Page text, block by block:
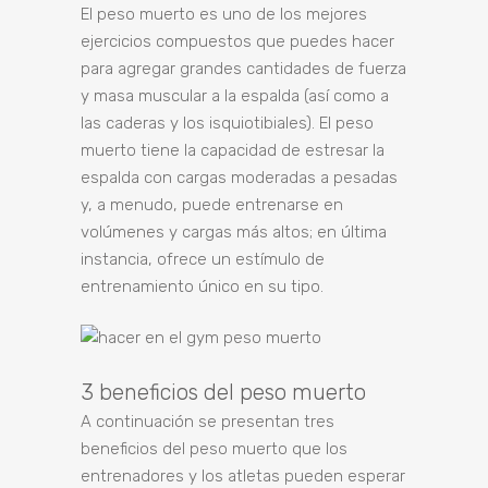
El peso muerto es uno de los mejores
ejercicios compuestos que puedes hacer
para agregar grandes cantidades de fuerza
y ​​masa muscular a la espalda (así como a
las caderas y los isquiotibiales). El peso
muerto tiene la capacidad de estresar la
espalda con cargas moderadas a pesadas
y, a menudo, puede entrenarse en
volúmenes y cargas más altos; en última
instancia, ofrece un estímulo de
entrenamiento único en su tipo.
3 beneficios del peso muerto
A continuación se presentan tres
beneficios del peso muerto que los
entrenadores y los atletas pueden esperar